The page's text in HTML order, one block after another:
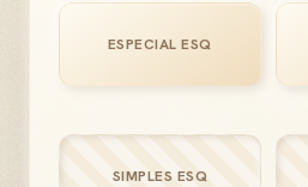
ESPECIAL ESQ
SIMPLES ESQ